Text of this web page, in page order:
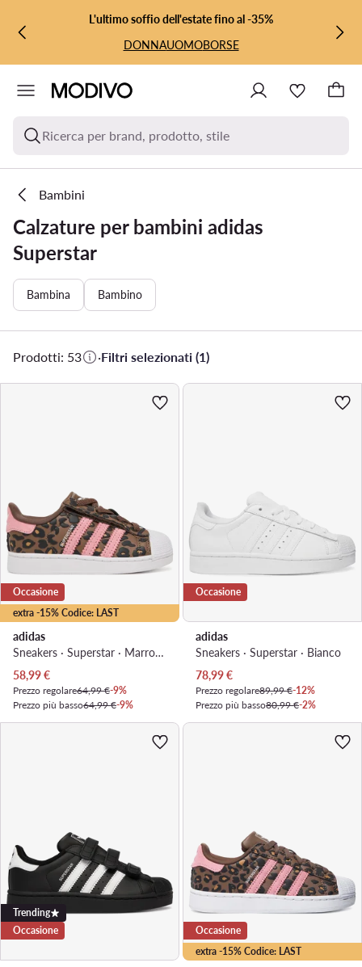
VAI AL CONTENUTO PRINCIPALE
VAI ALLA RICERCAL'ultimo soffio dell'estate fino al -35%
DONNAUOMOBORSE
Ricerca per brand, prodotto, stile
Bambini
Calzature per bambini adidas
Superstar
Bambina Bambino
Prodotti: 53 ·Filtri selezionati (1)
extra -15% Codice: LAST
Occasione
adidas
Sneakers · Superstar · Marrone
Prezzo attuale
58,99€
Prezzo regolare64,99 €-9%
Prezzo più basso64,99 €-9%
Occasione
adidas
Sneakers · Superstar · Bianco
Prezzo attuale
78,99€
Prezzo regolare89,99 €-12%
Prezzo più basso80,99 €-2%
Trending
Occasione
extra -15% Codice: LAST
Occasione